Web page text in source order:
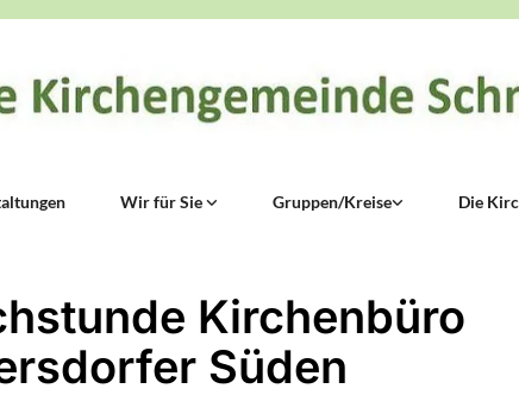
Wir für Sie Gruppen/Kreise Die
Kirchenbüro
Süden